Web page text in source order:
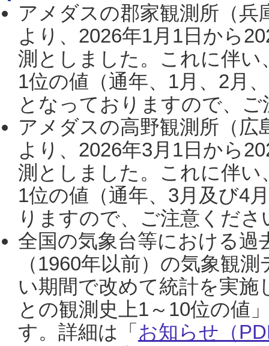
アメダスの郡家観測所（
より、2026年1月1日から
測としました。これに伴い
1位の値（通年、1月、2月
となっておりますので、
アメダスの高野観測所（
より、2026年3月1日から
測としました。これに伴い
1位の値（通年、3月及び4
りますので、ご注意くだ
全国の気象台等における過
（1960年以前）の気象観
い期間で改めて統計を実
との観測史上1～10位の値
す。詳細は「 お知らせ（